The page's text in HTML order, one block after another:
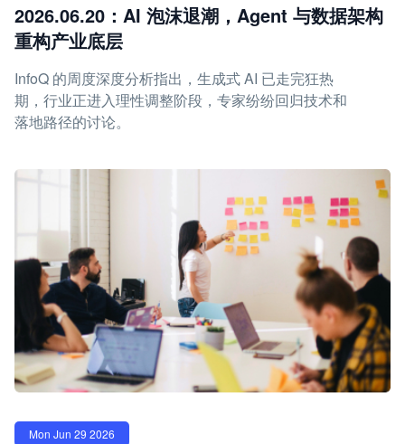
2026.06.20：AI 泡沫退潮，Agent 与数据架构
重构产业底层
InfoQ 的周度深度分析指出，生成式 AI 已走完狂热
期，行业正进入理性调整阶段，专家纷纷回归技术和
落地路径的讨论。
Mon Jun 29 2026